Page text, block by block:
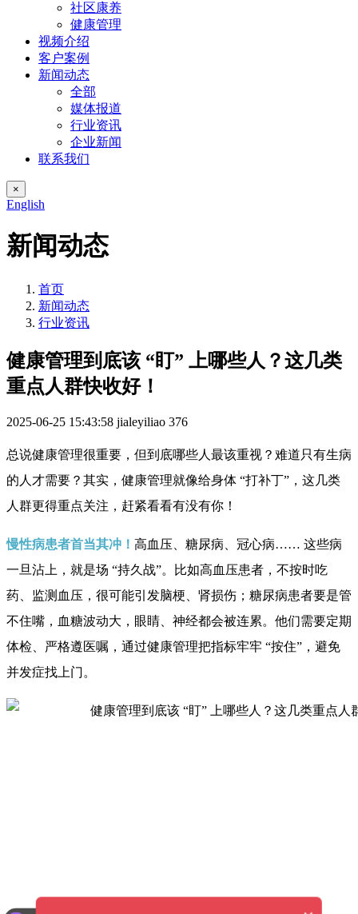
社区康养
健康管理
视频介绍
客户案例
新闻动态
全部
媒体报道
行业资讯
企业新闻
联系我们
×
English
新闻动态
首页
新闻动态
行业资讯
健康管理到底该 “盯” 上哪些人？这几类
重点人群快收好！
2025-06-25 15:43:58 jialeyiliao 376
总说健康管理很重要，但到底哪些人最该重视？难道只有生病
的人才需要？其实，健康管理就像给身体 “打补丁”，这几类
人群更得重点关注，赶紧看看有没有你！
慢性病患者首当其冲！ 高血压、糖尿病、冠心病…… 这些病
一旦沾上，就是场 “持久战”。比如高血压患者，不按时吃
药、监测血压，很可能引发脑梗、肾损伤；糖尿病患者要是管
不住嘴，血糖波动大，眼睛、神经都会被连累。他们需要定期
体检、严格遵医嘱，通过健康管理把指标牢牢 “按住”，避免
并发症找上门。